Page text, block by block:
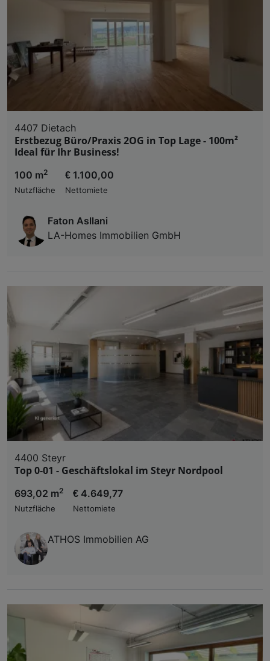
4407 Dietach
Erstbezug Büro/Praxis 2OG in Top Lage - 100m²
Ideal für Ihr Business!
100 m2
Nutzfläche
€ 1.100,00
Nettomiete
Faton Asllani
LA-Homes Immobilien GmbH
4400 Steyr
Top 0-01 - Geschäftslokal im Steyr Nordpool
693,02 m2
Nutzfläche
€ 4.649,77
Nettomiete
ATHOS Immobilien AG